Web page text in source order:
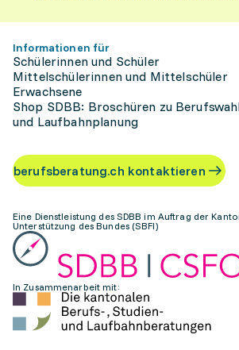
Informationen für
Schülerinnen und Schüler
Mittelschülerinnen und Mittelschüler
Erwachsene
Shop SDBB: Broschüren zu
und Laufbahnplanung
berufsberatung.ch kontaktieren
Eine Dienstleistung des SDBB im Auftrag der
Unterstützung des Bundes (SBFI)
In Zusammenarbeit mit: